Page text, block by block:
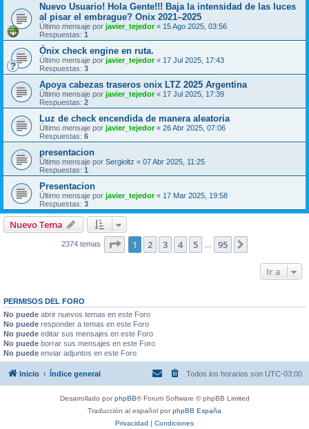
Nuevo Usuario! Hola Gente!!! Baja la intensidad de las luces
al pisar el embrague? Onix 2021–2025
Último mensaje por javier_tejedor« 15 Ago 2025, 03:56
Respuestas: 1
Ónix check engine en ruta.
Último mensaje por javier_tejedor« 17 Jul 2025, 17:43
Respuestas: 3
Apoya cabezas traseros onix LTZ 2025 Argentina
Último mensaje por javier_tejedor« 17 Jul 2025, 17:39
Respuestas: 2
Luz de check encendida de manera aleatoria
Último mensaje por javier_tejedor« 26 Abr 2025, 07:06
Respuestas: 6
presentacion
Último mensaje por Sergioltz « 07 Abr 2025, 11:25
Respuestas: 1
Presentacion
Último mensaje por javier_tejedor« 17 Mar 2025, 19:58
Respuestas: 3
Nuevo Tema
2374 temas Página de 95
1 2 3 4 5 95
Ir a
PERMISOS DEL FORO
No puede abrir nuevos temas en este Foro
No puede responder a temas en este Foro
No puede editar sus mensajes en este Foro
No puede borrar sus mensajes en este Foro
No puede enviar adjuntos en este Foro
Inicio Índice general Todos los horarios son UTC-03:00
Desarrollado porphpBB® Forum Software © phpBB Limited
Traducción al español porphpBB España
Privacidad
Condiciones